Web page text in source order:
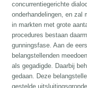
concurrentiegerichte
onderhandelingen, en zal
in markten met grote
procedures bestaan
gunningsfase. Aan de
belangstellenden
als gegadigde. Daarbij
gedaan. Deze
gestelde